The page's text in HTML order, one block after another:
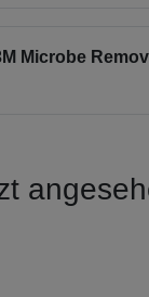
Microbe